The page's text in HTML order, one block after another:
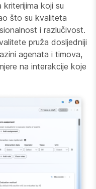
koji su
što su kvaliteta
i razlučivost.
pruža dosljedniji
agenata i timova,
na interakcije koje